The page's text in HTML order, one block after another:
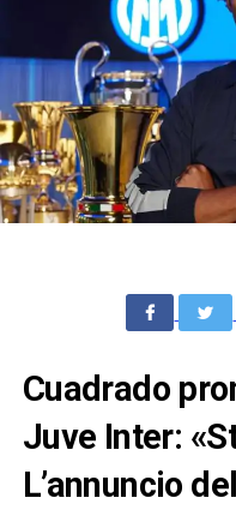
Cuadrado
Juve Inter:
L’annuncio